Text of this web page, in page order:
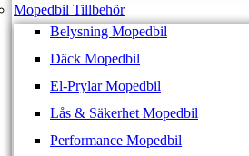
Mopedbil Tillbehör
Belysning Mopedbil
Däck Mopedbil
El-Prylar Mopedbil
Lås & Säkerhet Mopedbil
Performance Mopedbil